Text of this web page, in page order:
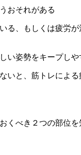
おそれがある
る、もしくは疲労
い姿勢をキープし
いと、筋トレによ
くべき２つの部位を